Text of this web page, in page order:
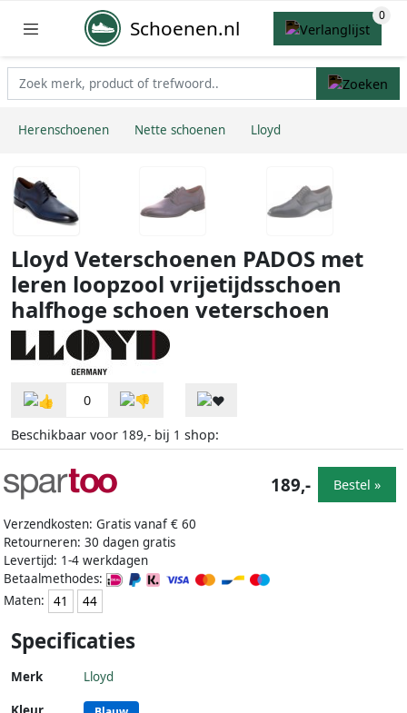
Schoenen.nl
Herenschoenen Nette schoenen Lloyd
Lloyd Veterschoenen PADOS met
leren loopzool vrijetijdsschoen
halfhoge schoen veterschoen
0
Beschikbaar voor 189,- bij 1 shop:
Verzendkosten: Gratis vanaf € 60
Retourneren: 30 dagen gratis
Levertijd: 1-4 werkdagen
Betaalmethodes:
Maten:
41 44
189,- Bestel »
Specificaties
Merk Lloyd